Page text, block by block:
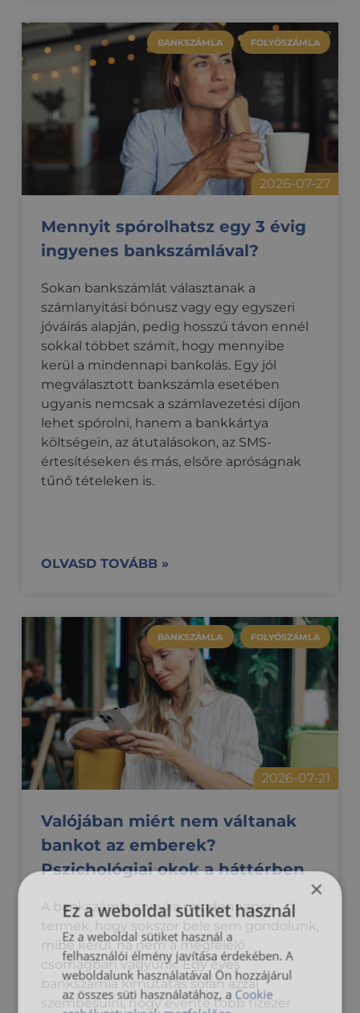
BANKSZÁMLA FOLYÓSZÁMLA
2026-07-27
Mennyit spórolhatsz egy 3 évig
ingyenes bankszámlával?
Sokan bankszámlát választanak a
számlanyitási bónusz vagy egy egyszeri
jóváírás alapján, pedig hosszú távon ennél
sokkal többet számít, hogy mennyibe
kerül a mindennapi bankolás. Egy jól
megválasztott bankszámla esetében
ugyanis nemcsak a számlavezetési díjon
lehet spórolni, hanem a bankkártya
költségein, az átutalásokon, az SMS-
értesítéseken és más, elsőre apróságnak
tűnő tételeken is.
OLVASD TOVÁBB »
BANKSZÁMLA FOLYÓSZÁMLA
2026-07-21
Valójában miért nem váltanak
bankot az emberek?
Pszichológiai okok a háttérben
A bankszámla annyira mindennapos
termék, hogy sokszor bele sem gondolunk,
mibe kerül, ha nem a megfelelő
csomagban vagyunk. Egy éves
bankszámla kimutatás során azzal
szembesülni, hogy évente több tízezer
×
Ez a weboldal sütiket használ
Ez a weboldal sütiket használ a
felhasználói élmény javítása érdekében. A
weboldalunk használatával Ön hozzájárul
az összes süti használatához, a Cookie